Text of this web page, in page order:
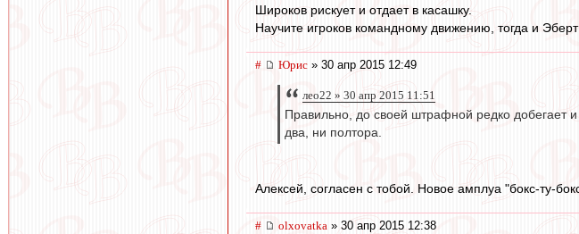
Широков рискует и отдает в касашку.
Научите игроков командному движению, тогда и Эберт
# Юрис » 30 апр 2015 12:49
лео22 » 30 апр 2015 11:51
Правильно, до своей штрафной редко добегает
два, ни полтора.
Алексей, согласен с тобой. Новое амплуа "бокс-ту-
# olxovatka » 30 апр 2015 12:38